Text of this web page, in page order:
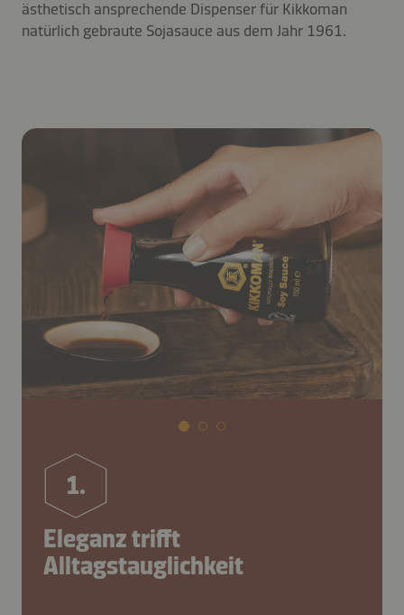
ästhetisch ansprechende Dispenser für Kikkoman
natürlich gebraute Sojasauce aus dem Jahr 1961.
1.
Eleganz trifft
Alltagstauglichkeit